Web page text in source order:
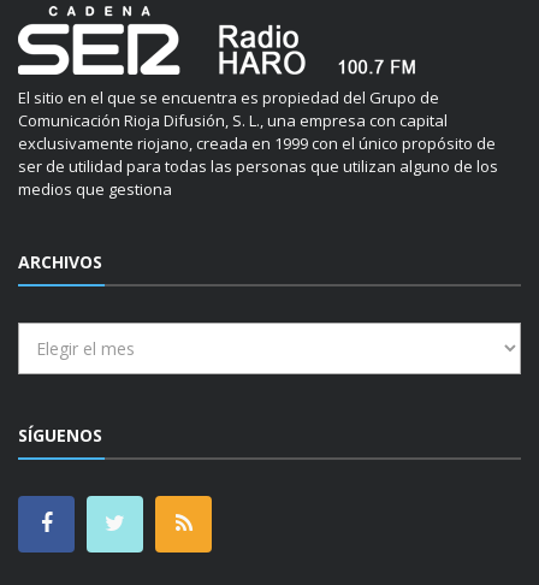
El sitio en el que se encuentra es propiedad del Grupo de
Comunicación Rioja Difusión, S. L., una empresa con capital
exclusivamente riojano, creada en 1999 con el único propósito de
ser de utilidad para todas las personas que utilizan alguno de los
medios que gestiona
ARCHIVOS
SÍGUENOS